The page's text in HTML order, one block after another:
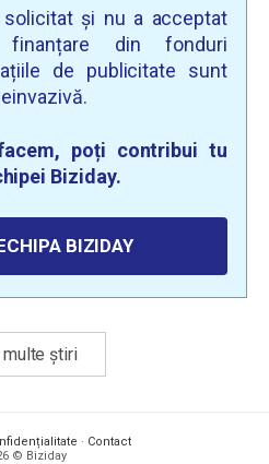
solicitat și nu a acceptat
din fonduri
de publicitate sunt
poți contribui tu
Biziday.
BIZIDAY
multe știri
· Contact
© Biziday